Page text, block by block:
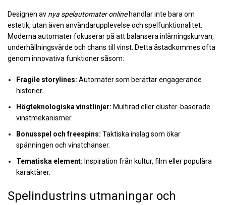
Designen av nya spelautomater onlinehandlar inte bara om
estetik, utan även användarupplevelse och spelfunktionalitet.
Moderna automater fokuserar på att balansera inlärningskurvan,
underhållningsvärde och chans till vinst. Detta åstadkommes ofta
genom innovativa funktioner såsom:
Fragile storylines: Automater som berättar engagerande
historier.
Högteknologiska vinstlinjer: Multirad eller cluster-baserade
vinstmekanismer.
Bonusspel och freespins: Taktiska inslag som ökar
spänningen och vinstchanser.
Tematiska element: Inspiration från kultur, film eller populära
karaktärer.
Spelindustrins utmaningar och